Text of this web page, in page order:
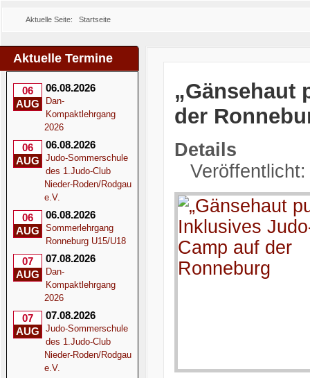
Aktuelle Seite: Startseite
Aktuelle Termine
06
AUG
06.08.2026
Dan-
Kompaktlehrgang
2026
06
AUG
06.08.2026
Judo-Sommerschule
des 1.Judo-Club
Nieder-Roden/Rodgau
e.V.
06
AUG
06.08.2026
Sommerlehrgang
Ronneburg U15/U18
07
AUG
07.08.2026
Dan-
Kompaktlehrgang
2026
07
AUG
07.08.2026
Judo-Sommerschule
des 1.Judo-Club
Nieder-Roden/Rodgau
e.V.
„Gänsehaut
der
Details